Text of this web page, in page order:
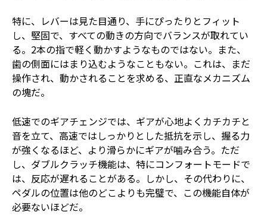
特に、レバーは見た目通り、手にぴったりとフィット
し、堅固で、すべての動きの方向でバランスが取れてい
る。2本の指で軽く動かすようなものではない。また、
歯の側面にはまり込むようなこともない。これは、まだ
操作され、動かされることを求める、正直なメカニズム
の塊だ。
低速でのギアチェンジでは、ギアが心地よくカチカチと
音を立て、高速ではしっかりとした抵抗を示し、握る力
が強くなるほど、より滑らかにギアが噛み合う。ただ
し、ダブルクラッチ機能は、特にコンフォートモードで
は、反応が遅れることがある。しかし、その代わりに、
ペダルの位置は他のどこよりも完璧で、この機能自体が
必要ないほどだ。